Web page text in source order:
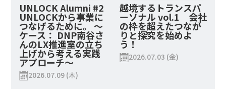
UNLOCK Alumni #2
UNLOCKから事業に
つなげるために。 ～
ケース： DNP南谷さ
んのLX推進室の立ち
上げから考える実践
アプローチ～
2026.07.09 (木)
越境するトランスパ
ーソナル vol.1 会社
の枠を超えたつなが
りと探究を始めよ
う！
2026.07.03 (金)